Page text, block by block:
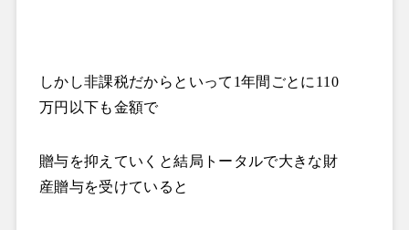
しかし非課税だからといって 1年間ごとに 110
万円以下も金額で
贈与を抑えていくと結局トータルで大きな財
産贈与を受けていると